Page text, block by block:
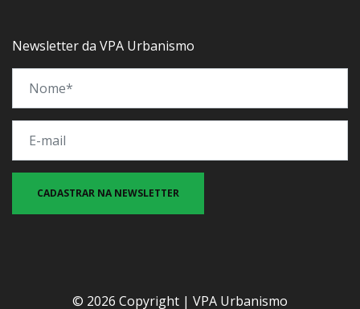
Newsletter da VPA Urbanismo
© 2026 Copyright | VPA Urbanismo